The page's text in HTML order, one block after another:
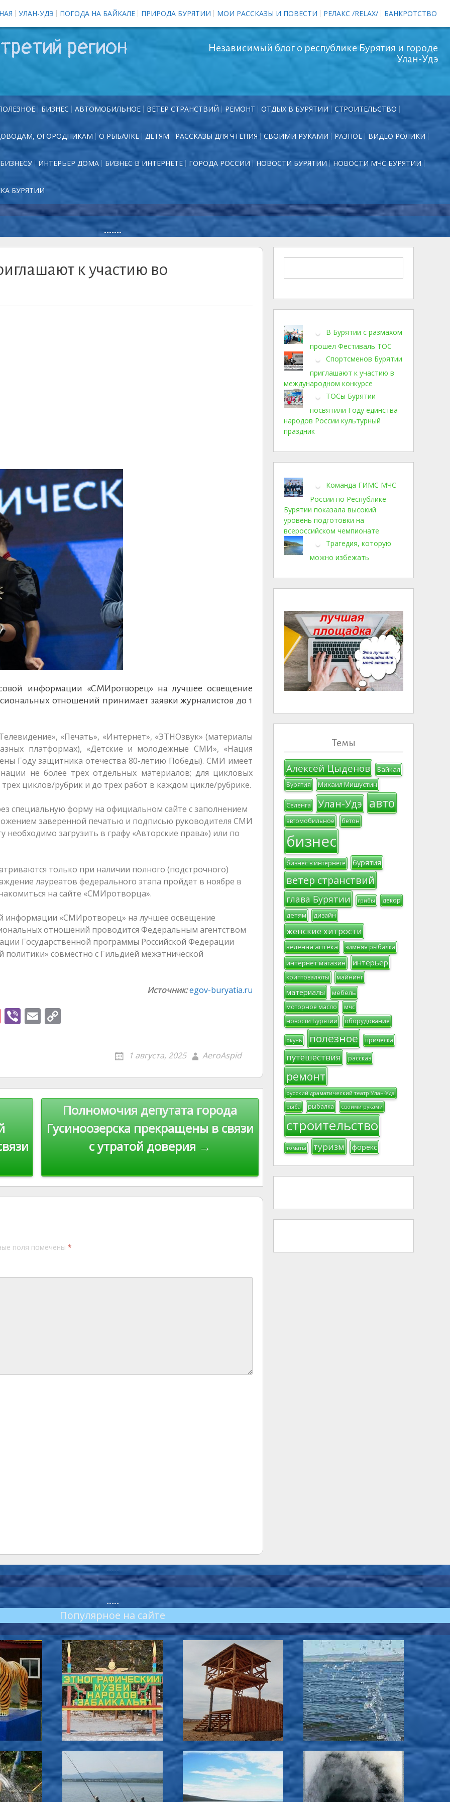
УЛАН-УДЭ ПОГОДА НА БАЙКАЛЕ ПРИРОДА БУРЯТИИ МОИ РАССКАЗЫ И ПОВЕСТИ РЕЛАКС /RELAX/ БАНКРОТСТВО
регион
Независимый блог о республике Бурятия и городе
Улан-Удэ
БИЗНЕС АВТОМОБИЛЬНОЕ ВЕТЕР СТРАНСТВИЙ РЕМОНТ ОТДЫХ В БУРЯТИИ СТРОИТЕЛЬСТВО
ОГОРОДНИКАМ О РЫБАЛКЕ ДЕТЯМ РАССКАЗЫ ДЛЯ ЧТЕНИЯ СВОИМИ РУКАМИ РАЗНОЕ ВИДЕО РОЛИКИ
БИЗНЕСУ ИНТЕРЬЕР ДОМА БИЗНЕС В ИНТЕРНЕТЕ ГОРОДА РОССИИ НОВОСТИ БУРЯТИИ НОВОСТИ МЧС БУРЯТИИ
БУРЯТИИ
-------
к участию во
информации «СМИротворец» на лучшее освещение
отношений принимает заявки журналистов до 1
«Печать», «Интернет», «ЭТНОзвук» (материалы
платформах), «Детские и молодежные СМИ», «Нация
Году защитника отечества 80-летию Победы). СМИ имеет
не более трех отдельных материалов; для цикловых
циклов/рубрик и до трех работ в каждом цикле/рубрике.
специальную форму на официальном сайте с заполнением
заверенной печатью и подписью руководителя СМИ
необходимо загрузить в графу «Авторские права») или по
только при наличии полного (подстрочного)
лауреатов федерального этапа пройдет в ноябре в
на сайте «СМИротворца».
информации «СМИротворец» на лучшее освещение
отношений проводится Федеральным агентством
Государственной программы Российской Федерации
политики» совместно с Гильдией межэтнической
Источник:egov-buryatia.ru
Pi
st
Vi E
Li
n
k
1 августа, 2025 AeroAspid
Полномочия депутата города
Гусиноозерска прекращены в связи
с утратой доверия →
поля помечены *
В Бурятии с размахом
прошел Фестиваль ТОС
Спортсменов Бурятии
приглашают к участию в
международном конкурсе
ТОСы Бурятии
посвятили Году единства
народов России культурный
праздник
Команда ГИМС МЧС
России по Республике
Бурятии показала высокий
уровень подготовки на
всероссийском чемпионате
Трагедия, которую
можно избежать
Темы
Алексей Цыденов Байкал
Бурятия Михаил Мишустин
Селенга Улан-Удэ авто
автомобильное бетон
бизнес
бизнес в интернете бурятия
ветер странствий
глава Бурятии грибы декор
детям дизайн
женские хитрости
зеленая аптека зимняя рыбалка
интернет магазин интерьер
криптовалюты майнинг
материалы мебель
моторное масло
мчс
новости Бурятии
оборудование
окунь полезное прическа
путешествия рассказ
ремонт
русский драматический театр Улан-Удэ
рыба
рыбалка своими руками
строительство
томаты туризм форекс
-----
-----
Популярное на сайте